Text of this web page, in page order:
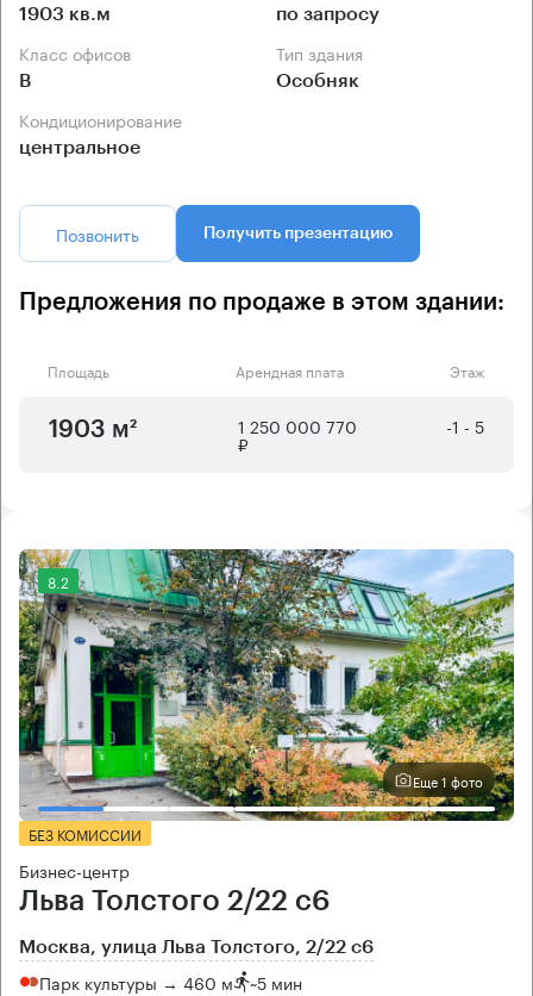
1903 кв.м по запросу
Класс офисов
B
Тип здания
Особняк
Кондиционирование
центральное
Позвонить Получить презентацию
Предложения по продаже в этом здании:
Площадь Арендная плата Этаж
1903 м² 1 250 000 770
₽
-1 - 5
8.2
Еще 1 фото
БЕЗ КОМИССИИ
Бизнес-центр
Льва Толстого 2/22 с6
Москва, улица Льва Толстого, 2/22 с6
Парк культуры → 460 м ~5 мин